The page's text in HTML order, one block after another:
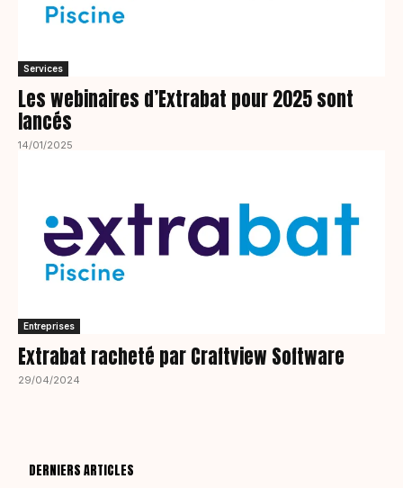
Services
Les webinaires d’Extrabat pour 2025 sont
lancés
14/01/2025
Entreprises
Extrabat racheté par Craftview Software
29/04/2024
DERNIERS ARTICLES